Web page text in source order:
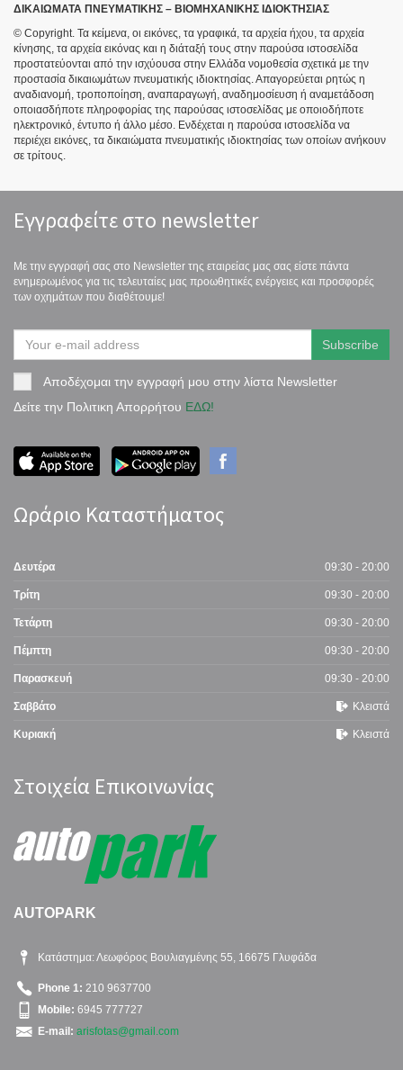
ΔΙΚΑΙΩΜΑΤΑ ΠΝΕΥΜΑΤΙΚΗΣ – ΒΙΟΜΗΧΑΝΙΚΗΣ ΙΔΙΟΚΤΗΣΙΑΣ
© Copyright. Τα κείμενα, οι εικόνες, τα γραφικά, τα αρχεία ήχου, τα αρχεία
κίνησης, τα αρχεία εικόνας και η διάταξή τους στην παρούσα ιστοσελίδα
προστατεύονται από την ισχύουσα στην Ελλάδα νομοθεσία σχετικά με την
προστασία δικαιωμάτων πνευματικής ιδιοκτησίας. Απαγορεύεται ρητώς η
αναδιανομή, τροποποίηση, αναπαραγωγή, αναδημοσίευση ή αναμετάδοση
οποιασδήποτε πληροφορίας της παρούσας ιστοσελίδας με οποιοδήποτε
ηλεκτρονικό, έντυπο ή άλλο μέσο. Ενδέχεται η παρούσα ιστοσελίδα να
περιέχει εικόνες, τα δικαιώματα πνευματικής ιδιοκτησίας των οποίων ανήκουν
σε τρίτους.
Εγγραφείτε στο newsletter
Με την εγγραφή σας στο Newsletter της εταιρείας μας σας είστε πάντα
ενημερωμένος για τις τελευταίες μας προωθητικές ενέργειες και προσφορές
των οχημάτων που διαθέτουμε!
Αποδέχομαι την εγγραφή μου στην λίστα Newsletter
Δείτε την Πολιτικη Απορρήτου ΕΔΩ!
Ωράριο Καταστήματος
Δευτέρα 09:30 - 20:00
Τρίτη 09:30 - 20:00
Τετάρτη 09:30 - 20:00
Πέμπτη 09:30 - 20:00
Παρασκευή 09:30 - 20:00
Σαββάτο Κλειστά
Κυριακή Κλειστά
Στοιχεία Επικοινωνίας
AUTOPARK
Κατάστημα: Λεωφόρος Βουλιαγμένης 55, 16675 Γλυφάδα
Phone 1: 210 9637700
Mobile: 6945 777727
E-mail: arisfotas@gmail.com